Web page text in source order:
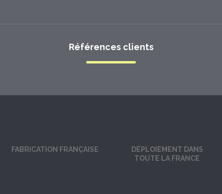
Références clients
FABRICATION FRANÇAISE
DÉPLOIEMENT DANS
TOUTE LA FRANCE